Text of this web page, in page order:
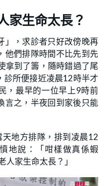
家生命太長？
」，求診者只好改傍晚再
他們排隊時間不比先到先
拿到了籌，隨時錯過了尾
診所便接近凌晨12時半才
，最早的一位早上9時前
言之，半夜回到家後只能
地方排隊，排到凌晨12
地說：「咁樣做真係蝦
人家生命太長？」